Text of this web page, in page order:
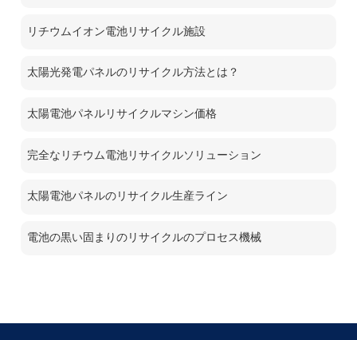
リチウムイオン電池リサイクル施設
太陽光発電パネルのリサイクル方法とは？
太陽電池パネルリサイクルマシン価格
完全なリチウム電池リサイクルソリューション
太陽電池パネルのリサイクル生産ライン
電池の黒い固まりのリサイクルのプロセス機械